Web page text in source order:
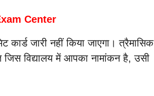
Center
कार्ड जारी नहीं किया जाएगा। त्रैमासिक
जिस विद्यालय में आपका नामांकन है, उसी